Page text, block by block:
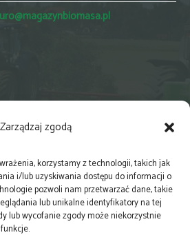
Zarządzaj zgodą
korzystamy z technologii, takich jak
i/lub uzyskiwania dostępu do informacji o
pozwoli nam przetwarzać dane, takie
lub unikalne identyfikatory na tej
lub wycofanie zgody może niekorzystnie